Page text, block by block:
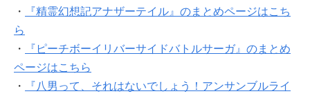
・
『精霊幻想記アナザーテイル』のまとめページはこち
ら
・
『ピーチボーイリバーサイドバトルサーガ』のまとめ
ページはこちら
・
『八男って、それはないでしょう！アンサンブルライ